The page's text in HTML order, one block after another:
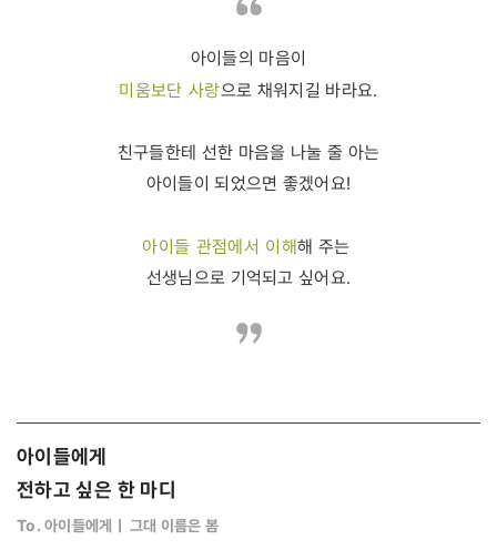
아이들의 마음이
미움보단 사랑으로 채워지길 바라요.
친구들한테 선한 마음을 나눌 줄 아는
아이들이 되었으면 좋겠어요!
아이들 관점에서 이해해 주는
선생님으로 기억되고 싶어요.
아이들에게
전하고 싶은 한 마디
To. 아이들에게ㅣ 그대 이름은 봄